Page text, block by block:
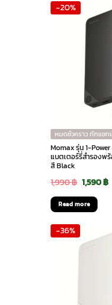
2,190 ฿.
-20%
หมดชั่วคราว ทักแชท
Momax รุ่น 1-
แบตเตอร์รี่สำรองพ
สี Black
1,990฿ Original
price
was:
1,990 ฿.
1,590฿
Read more
-36%